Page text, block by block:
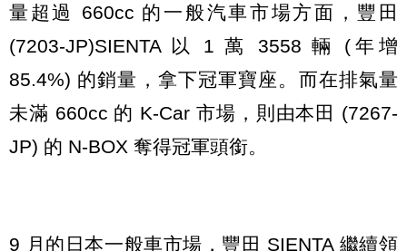
量超過 660cc 的一般汽車市場方面，豐田
(7203-JP)SIENTA 以 1 萬 3558 輛 (年增
85.4%) 的銷量，拿下冠軍寶座。而在排氣量
未滿 660cc 的 K-Car 市場，則由本田 (7267-
JP) 的 N-BOX 奪得冠軍頭銜。
9 月的日本一般車市場，豐田 SIENTA 繼續領